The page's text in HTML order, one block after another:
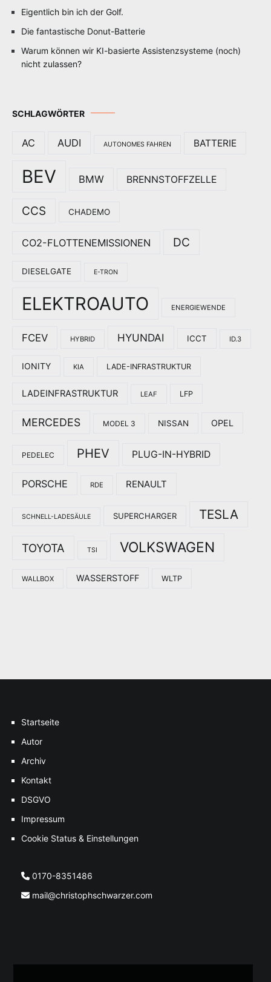
Eigentlich bin ich der Golf.
Die fantastische Donut-Batterie
Warum können wir KI-basierte Assistenzsysteme (noch)
nicht zulassen?
SCHLAGWÖRTER
AC AUDI AUTONOMES FAHREN BATTERIE
BEV BMW BRENNSTOFFZELLE
CCS CHADEMO
CO2-FLOTTENEMISSIONEN DC
DIESELGATE E-TRON
ELEKTROAUTO ENERGIEWENDE
FCEV HYBRID HYUNDAI ICCT ID.3
IONITY KIA LADE-INFRASTRUKTUR
LADEINFRASTRUKTUR LEAF LFP
MERCEDES MODEL 3 NISSAN OPEL
PEDELEC PHEV PLUG-IN-HYBRID
PORSCHE RDE RENAULT
SCHNELL-LADESÄULE SUPERCHARGER TESLA
TOYOTA TSI VOLKSWAGEN
WALLBOX WASSERSTOFF WLTP
Startseite
Autor
Archiv
Kontakt
DSGVO
Impressum
Cookie Status & Einstellungen
0170-8351486
mail@christophschwarzer.com